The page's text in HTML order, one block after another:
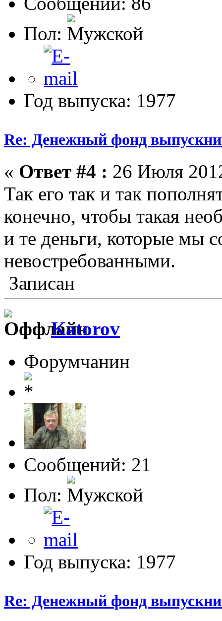
Пол:
Год выпуска: 1977
Re: Денежный фонд
« Ответ #4 : 26 Июля
Так его так и так
конечно, чтобы такая
и те деньги, которые мы
невостребованными.
Записан
Katorov
Форумчанин
Сообщений: 21
Пол:
Год выпуска: 1977
Re: Денежный фонд